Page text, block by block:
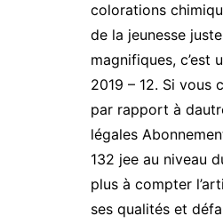
colorations
de la jeunesse
magnifiques,
2019 – 12. Si vous
par rapport à
légales
132 jee au niveau
plus à compter
ses qualités et